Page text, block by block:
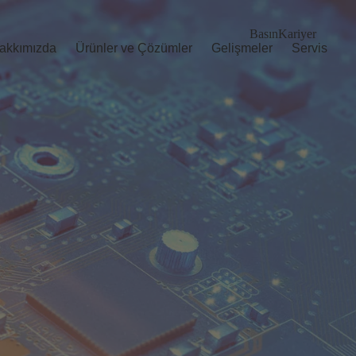
Ürünler ve Çözümler Gelişmeler Servis
BasınKariyer